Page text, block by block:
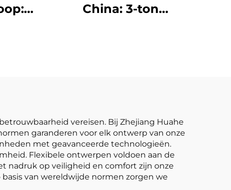
China: 3-ton
vereisen. Bij Zhejiang Huahe
garanderen voor elk ontwerp van onze
met geavanceerde technologieën.
Flexibele ontwerpen voldoen aan de
nadruk op veiligheid en comfort zijn onze
van wereldwijde normen zorgen we